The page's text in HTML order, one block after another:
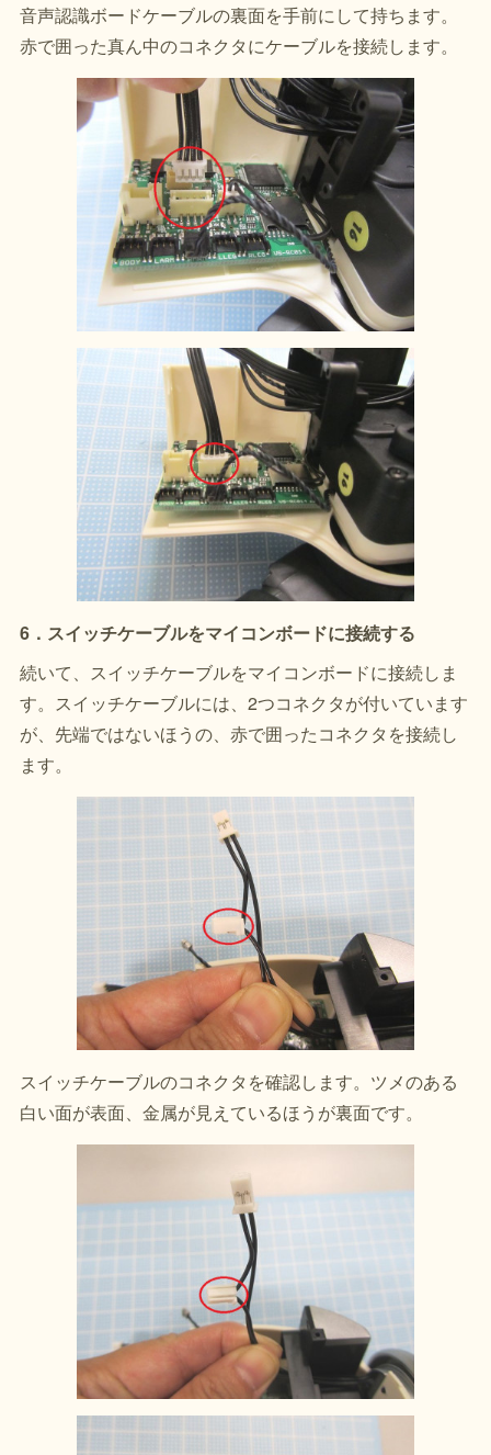
音声認識ボードケーブルの裏面を手前にして持ちます。
赤で囲った真ん中のコネクタにケーブルを接続します。
6．スイッチケーブルをマイコンボードに接続する
続いて、スイッチケーブルをマイコンボードに接続しま
す。スイッチケーブルには、2つコネクタが付いています
が、先端ではないほうの、赤で囲ったコネクタを接続し
ます。
スイッチケーブルのコネクタを確認します。ツメのある
白い面が表面、金属が見えているほうが裏面です。